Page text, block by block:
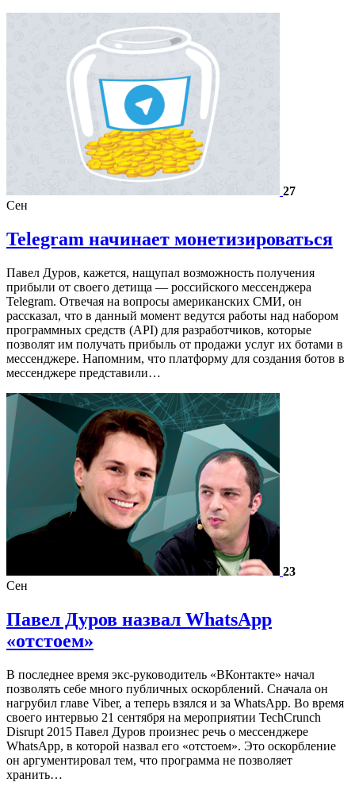
27
Сен
Telegram начинает монетизироваться
Павел Дуров, кажется, нащупал возможность получения
прибыли от своего детища — российского мессенджера
Telegram. Отвечая на вопросы американских СМИ, он
рассказал, что в данный момент ведутся работы над набором
программных средств (API) для разработчиков, которые
позволят им получать прибыль от продажи услуг их ботами в
мессенджере. Напомним, что платформу для создания ботов в
мессенджере представили…
23
Сен
Павел Дуров назвал WhatsApp
«отстоем»
В последнее время экс-руководитель «ВКонтакте» начал
позволять себе много публичных оскорблений. Сначала он
нагрубил главе Viber, а теперь взялся и за WhatsApp. Во время
своего интервью 21 сентября на мероприятии TechCrunch
Disrupt 2015 Павел Дуров произнес речь о мессенджере
WhatsApp, в которой назвал его «отстоем». Это оскорбление
он аргументировал тем, что программа не позволяет
хранить…